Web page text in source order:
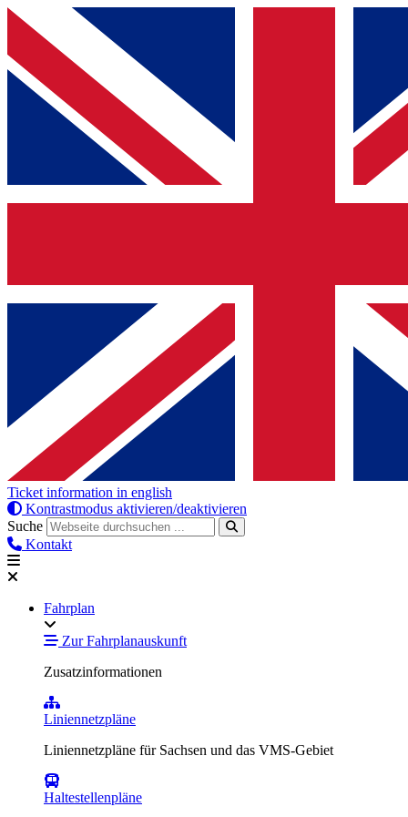
Ticket information in english
Kontrastmodus aktivieren/deaktivieren
Suche
Kontakt
Fahrplan
Zur Fahrplanauskunft
Zusatzinformationen
Liniennetzpläne
Liniennetzpläne für Sachsen und das VMS-Gebiet
Haltestellenpläne